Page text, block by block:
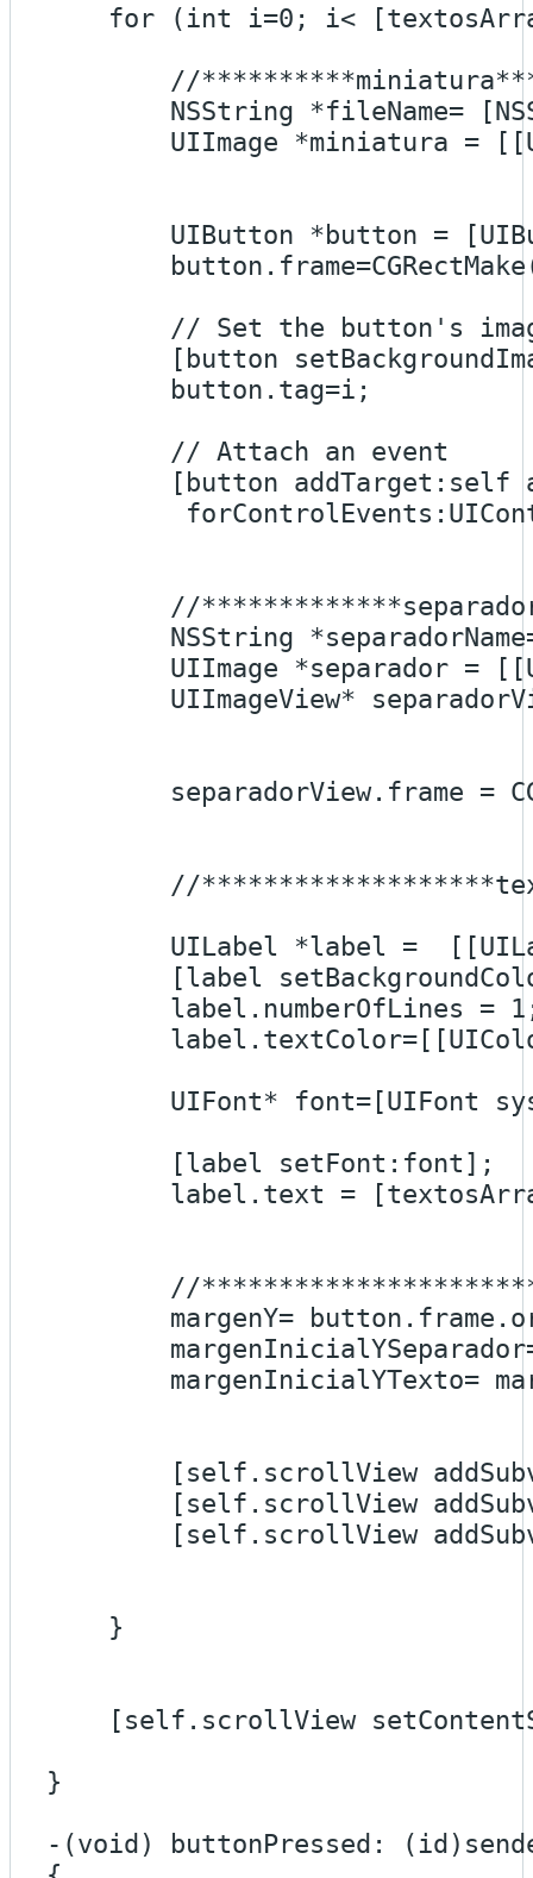
for (int i=0; i<
//
NSString *fileName=
UIImage *miniatura =
UIButton *button =
// Set the button's
[button
        button.tag=i;
        // Attach an event
[button
//
NSString
UIImage *separador =
UIImageView*
separadorView.frame =
//
UILabel *label =
[label
label.numberOfLines =
UIFont* font=[UIFont
        [label setFont:font];
label.text =
//
margenY=
margenInicialYTexto=
[self.scrollView
[self.scrollView
[self.scrollView
    }
[self.scrollView
}
-(void) buttonPressed: